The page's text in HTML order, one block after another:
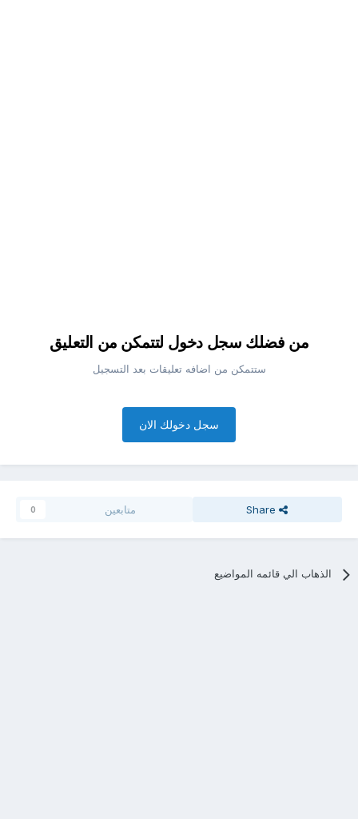
من فضلك سجل دخول لتتمكن من التعليق
ستتمكن من اضافه تعليقات بعد التسجيل
سجل دخولك الان
Share متابعين 0
الذهاب الي قائمه المواضيع